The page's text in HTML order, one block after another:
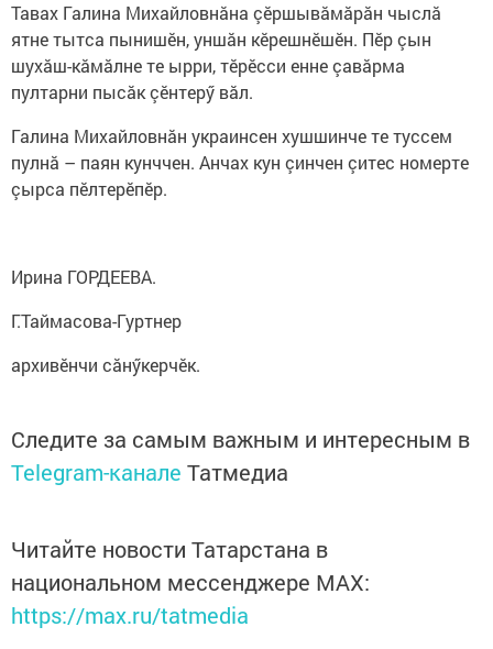
Тавах Галина Михайловнăна çӗршывăмăрăн чыслă
ятне тытса пынишӗн, уншăн кӗрешнӗшӗн. Пӗр çын
шухăш-кăмăлне те ырри, тӗрӗсси енне çавăрма
пултарни пысăк çӗнтерӳ вăл.
Галина Михайловнăн украинсен хушшинче те туссем
пулнă – паян кунччен. Анчах кун çинчен çитес номерте
çырса пӗлтерӗпӗр.
Ирина ГОРДЕЕВА.
Г.Таймасова-Гуртнер
архивӗнчи сăнӳкерчӗк.
Следите за самым важным и интересным в
Telegram-канале Татмедиа
Читайте новости Татарстана в
национальном мессенджере MАХ:
https://max.ru/tatmedia